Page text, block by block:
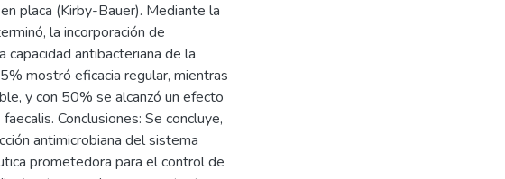
placa (Kirby-Bauer). Mediante la
la incorporación de
antibacteriana de la
mostró eficacia regular, mientras
y con 50% se alcanzó un efecto
Conclusiones: Se concluye,
antimicrobiana del sistema
prometedora para el control de